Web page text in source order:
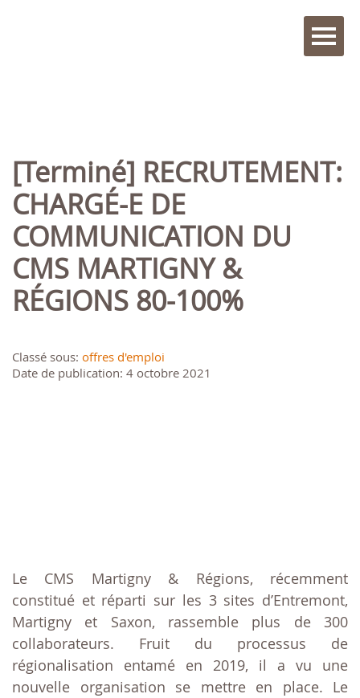
[Terminé] RECRUTEMENT:
CHARGÉ-E DE
COMMUNICATION DU
CMS MARTIGNY &
RÉGIONS 80-100%
Classé sous: offres d'emploi
Date de publication: 4 octobre 2021
Le CMS Martigny & Régions, récemment
constitué et réparti sur les 3 sites d’Entremont,
Martigny et Saxon, rassemble plus de 300
collaborateurs. Fruit du processus de
régionalisation entamé en 2019, il a vu une
nouvelle organisation se mettre en place. Le